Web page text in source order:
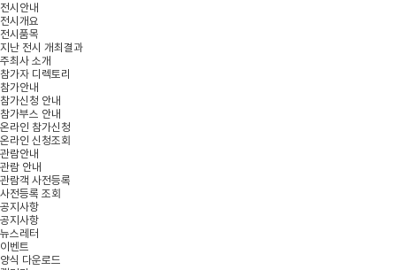
전시안내
전시개요
전시품목
지난 전시 개최결과
주최사 소개
참가자 디렉토리
참가안내
참가신청 안내
참가부스 안내
온라인 참가신청
온라인 신청조회
관람안내
관람 안내
관람객 사전등록
사전등록 조회
공지사항
공지사항
뉴스레터
이벤트
양식 다운로드